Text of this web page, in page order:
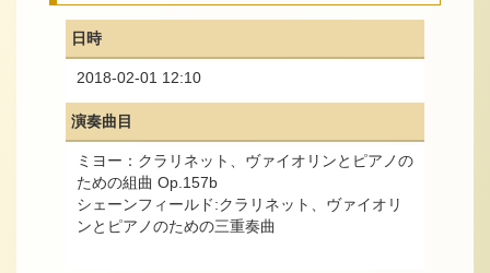
日時
2018-02-01 12:10
演奏曲目
ミヨー：クラリネット、ヴァイオリンとピアノの
ための組曲 Op.157b
シェーンフィールド:クラリネット、ヴァイオリ
ンとピアノのための三重奏曲